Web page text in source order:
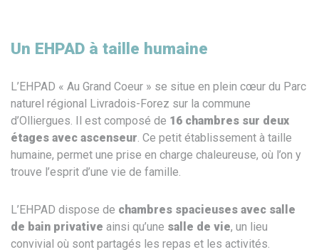
Un EHPAD à taille humaine
L’EHPAD « Au Grand Coeur » se situe en plein cœur du Parc
naturel régional Livradois-Forez sur la commune
d’Olliergues. Il est composé de 16 chambres sur deux
étages avec ascenseur. Ce petit établissement à taille
humaine, permet une prise en charge chaleureuse, où l’on y
trouve l’esprit d’une vie de famille.
L’EHPAD dispose de chambres spacieuses avec salle
de bain privative ainsi qu’une salle de vie, un lieu
convivial où sont partagés les repas et les activités.